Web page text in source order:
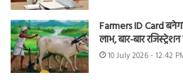
Farmers ID Card
लाभ, बार-बार
10 July 2026 - 12:42